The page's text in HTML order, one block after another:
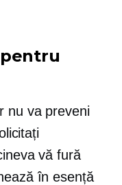
nu va preveni
vă fură
în esență